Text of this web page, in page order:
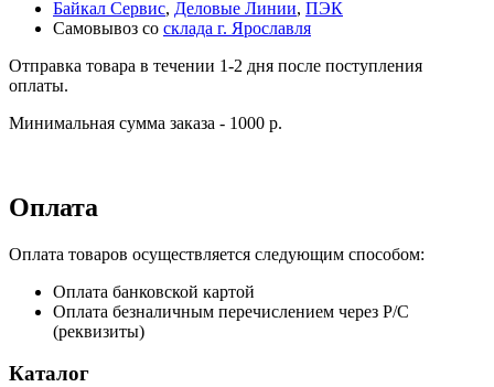
Байкал Сервис, Деловые Линии, ПЭК
Самовывоз со склада г. Ярославля
Отправка товара в течении 1-2 дня после поступления
оплаты.
Минимальная сумма заказа - 1000 р.
Оплата
Оплата товаров осуществляется следующим способом:
Оплата банковской картой
Оплата безналичным перечислением через Р/С
(реквизиты)
Каталог